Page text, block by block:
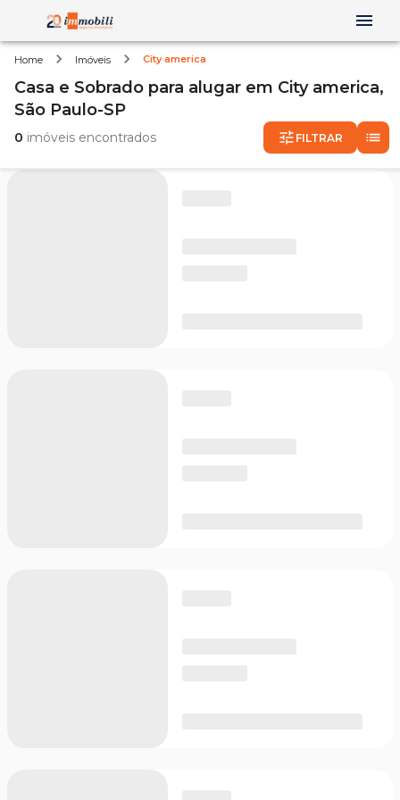
Home Imóveis City america
Casa e Sobrado para alugar em City america,
São Paulo-SP
0 imóveis encontrados FILTRAR